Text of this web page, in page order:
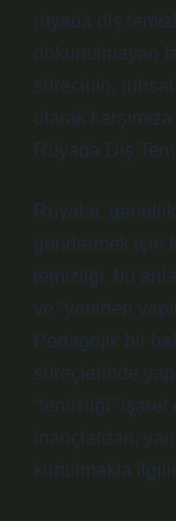
rüyada diş
dokunulmayan
sürecinin,
olarak karşımıza
Rüyada Diş
Rüyalar,
göndermek için
temizliği, bu
ve “yeniden
Pedagojik bir
süreçlerinde
“temizliği”
inançlardan,
kurtulmakla